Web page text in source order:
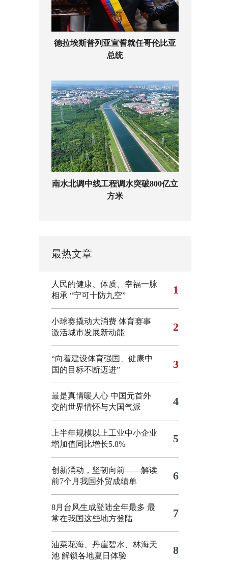
德拉埃斯普列亚宣誓就任哥伦比亚
总统
南水北调中线工程调水突破800亿立
方米
最热文章
人民的健康、体质、幸福一脉
相承 “宁可十防九空” 1
小球赛撬动大消费 体育赛事
激活城市发展新动能
2
“向着建设体育强国、健康中
国的目标不断迈进”
3
最是真情暖人心 中国元首外
交的世界情怀与大国气派
4
上半年规模以上工业中小企业
增加值同比增长5.8%
5
创新涌动，坚韧向前——解读
前7个月我国外贸成绩单
6
8月台风生成登陆全年最多 最
常在我国这些地方登陆
7
油菜花海、丹崖碧水、林海天
池 解锁各地夏日体验
8